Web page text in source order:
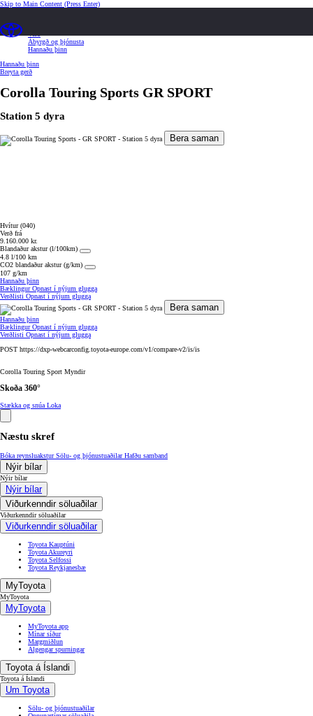
Skip to Main Content (Press Enter)
Ábyrgð og þjónusta
Hannaðu þinn
Hannaðu þinn
Breyta gerð
Corolla Touring Sports GR SPORT
Station 5 dyra
Bera saman
Hvítur (040)
Verð frá
9.160.000 kr.
Blandaður akstur (l/100km)
4.8 l/100 km
CO2 blandaður akstur (g/km)
107 g/km
Hannaðu þinn
BæklingurOpnast í nýjum glugga
Verðlisti Opnast í nýjum glugga
Bera saman
Hannaðu þinn
BæklingurOpnast í nýjum glugga
Verðlisti Opnast í nýjum glugga
POST https://dxp-webcarconfig.toyota-europe.com/v1/compare-v2/is/is
Corolla Touring Sport Myndir
Skoða 360°
Stækka og snúa Loka
Næstu skref
Bóka reynsluaksturSölu- og þjónustuaðilarHafðu samband
Nýir bílar
Nýir bílar
Nýir bílar
Viðurkenndir söluaðilar
Viðurkenndir söluaðilar
Viðurkenndir söluaðilar
Toyota Kauptúni
Toyota Akureyri
Toyota Selfossi
Toyota Reykjanesbæ
MyToyota
MyToyota
MyToyota
MyToyota app
Mínar síður
Margmiðlun
Algengar spurningar
Toyota á Íslandi
Toyota á Íslandi
Um Toyota
Sölu- og þjónustuaðilar